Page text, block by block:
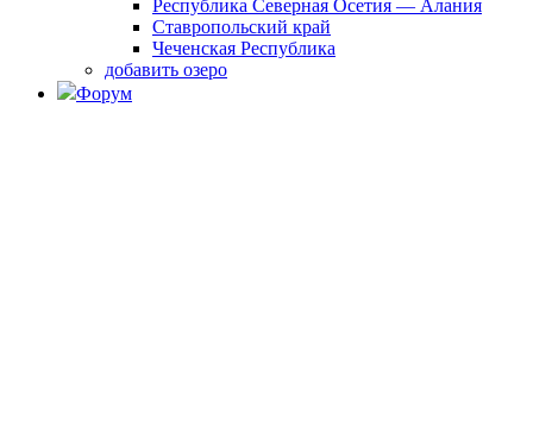
Республика Северная Осетия — Алания
Ставропольский край
Чеченская Республика
добавить озеро
Форум